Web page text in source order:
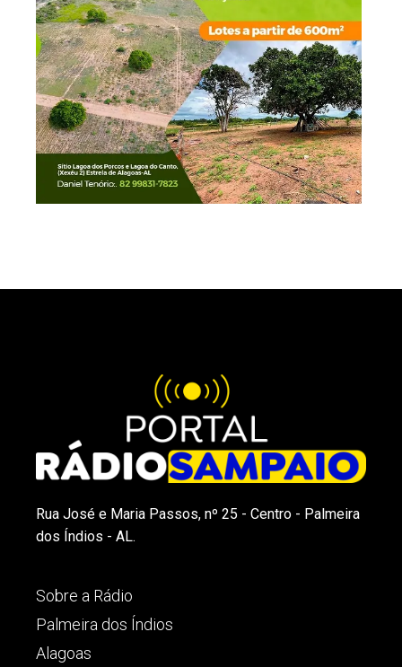
Rua José e Maria Passos, nº 25 - Centro - Palmeira
dos Índios - AL.
Sobre a Rádio
Palmeira dos Índios
Alagoas